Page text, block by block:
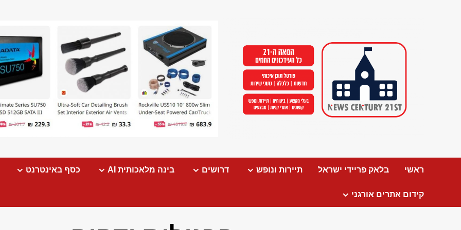
ראשי בלאק פריידי ישראל תיירות ונופש דרושים בינה מלאכותית AI כסף באינטרנט
קידום אתרים אורגני